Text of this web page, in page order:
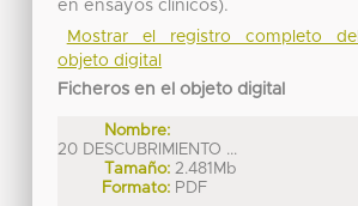
en ensayos clínicos).
Mostrar el registro completo del
objeto digital
Ficheros en el objeto digital
Nombre:
20 DESCUBRIMIENTO ...
Tamaño: 2.481Mb
Formato: PDF